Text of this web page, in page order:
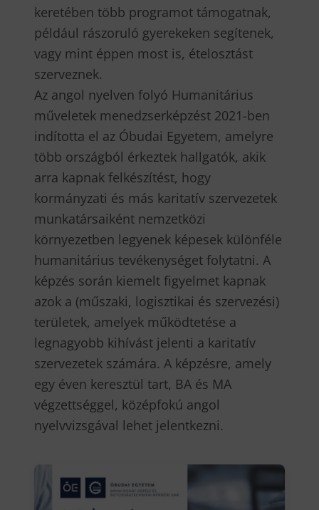
keretében több programot támogatnak,
például rászoruló gyerekeken segítenek,
vagy mint éppen most is, ételosztást
szerveznek.
Az angol nyelven folyó Humanitárius
műveletek menedzserképzést 2021-ben
indította el az Óbudai Egyetem, amelyre
több országból érkeztek hallgatók, akik
arra kapnak felkészítést, hogy
kormányzati és más karitatív szervezetek
munkatársaiként nemzetközi
környezetben legyenek képesek különféle
humanitárius tevékenységet folytatni. A
képzés során kiemelt figyelmet kapnak
azok a (műszaki, logisztikai és szervezési)
területek, amelyek működtetése a
legnagyobb kihívást jelenti a karitatív
szervezetek számára. A képzésre, amely
egy éven keresztül tart, BA és MA
végzettséggel, középfokú angol
nyelvvizsgával lehet jelentkezni.